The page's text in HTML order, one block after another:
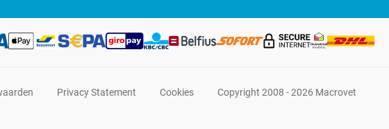
Privacy Statement Cookies Copyright 2008 - 2026 Macrovet